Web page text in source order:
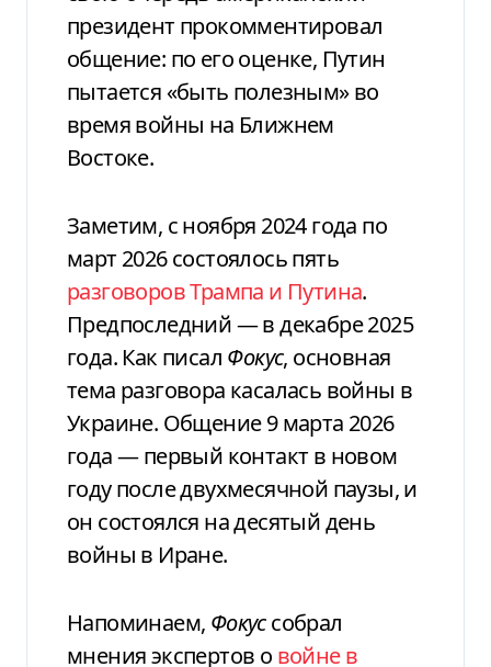
президент прокомментировал
общение: по его оценке, Путин
пытается «быть полезным» во
время войны на Ближнем
Востоке.
Заметим, с ноября 2024 года по
март 2026 состоялось пять
разговоров Трампа и Путина.
Предпоследний — в декабре 2025
года. Как писал Фокус, основная
тема разговора касалась войны в
Украине. Общение 9 марта 2026
года — первый контакт в новом
году после двухмесячной паузы, и
он состоялся на десятый день
войны в Иране.
Напоминаем, Фокуссобрал
мнения экспертов о войне в